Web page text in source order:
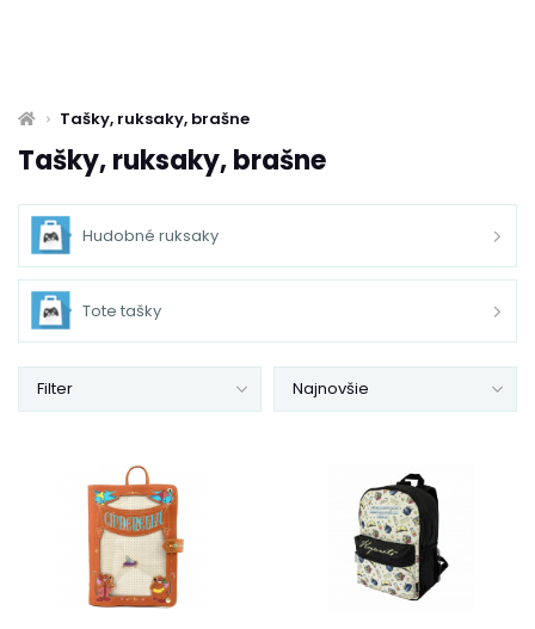
Tašky, ruksaky, brašne
Tašky, ruksaky, brašne
Hudobné ruksaky
Tote tašky
Najnovšie
Filter